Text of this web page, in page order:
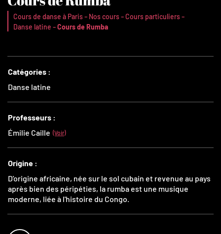
Cours de danse à Paris- Nos cours-Cours particuliers-
Danse latine -Cours de Rumba
Catégories :
Danse latine
Professeurs :
Émilie Caille (Voir)
Origine :
D'origine africaine, née sur le sol cubain et revenue au pays
après bien des péripéties, la rumba est une musique
moderne, liée à l'histoire du Congo.